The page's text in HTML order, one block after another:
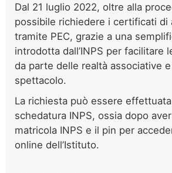
Dal 21 luglio 2022, oltre alla
possibile richiedere i certificati di
tramite PEC, grazie a una
introdotta dall’INPS per facilitare
da parte delle realtà associative
spettacolo.
La richiesta può essere
schedatura INPS, ossia dopo
matricola INPS e il pin per
online dell’Istituto.